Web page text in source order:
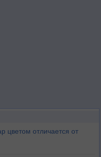
цветом отличается от